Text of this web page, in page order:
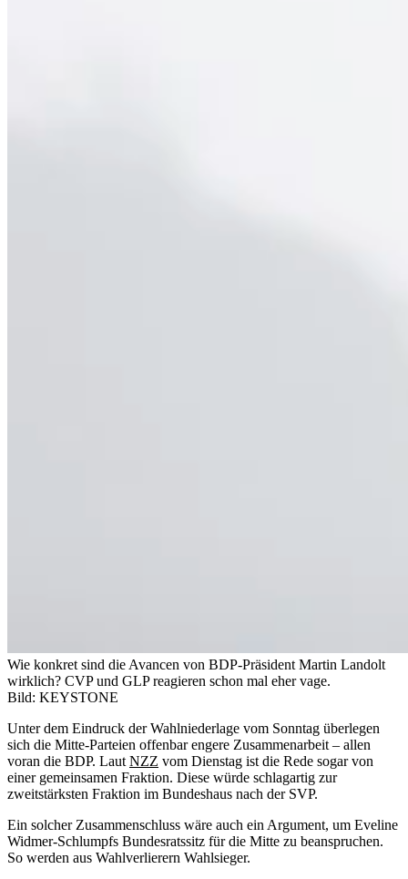
Wie konkret sind die Avancen von BDP-Präsident Martin Landolt
wirklich? CVP und GLP reagieren schon mal eher vage.
Bild: KEYSTONE
Unter dem Eindruck der Wahlniederlage vom Sonntag überlegen
sich die Mitte-Parteien offenbar engere Zusammenarbeit – allen
voran die BDP. Laut NZZ vom Dienstag ist die Rede sogar von
einer gemeinsamen Fraktion. Diese würde schlagartig zur
zweitstärksten Fraktion im Bundeshaus nach der SVP.
Ein solcher Zusammenschluss wäre auch ein Argument, um Eveline
Widmer-Schlumpfs Bundesratssitz für die Mitte zu beanspruchen.
So werden aus Wahlverlierern Wahlsieger.